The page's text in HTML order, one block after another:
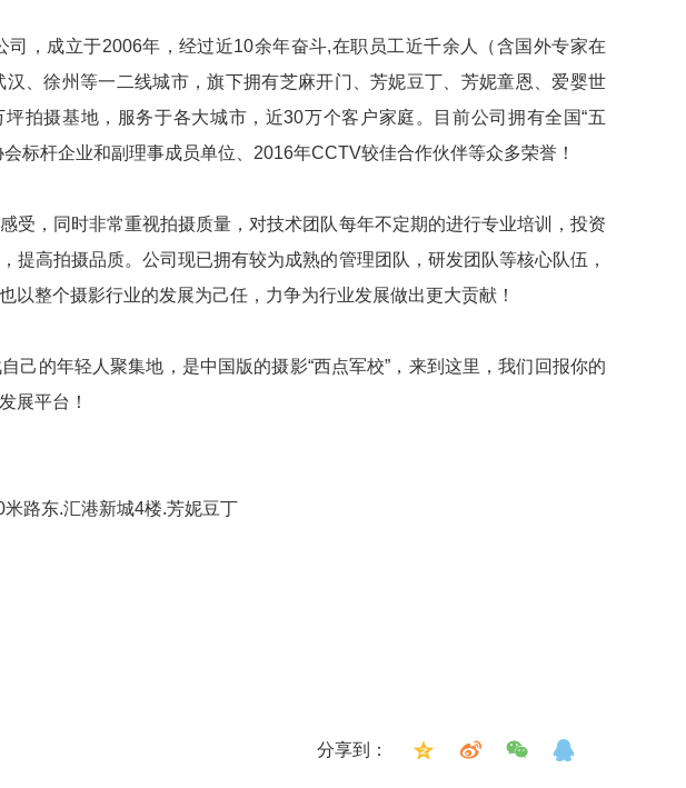
，成立于2006年，经过近10余年奋斗,在职员工近千余人（含国外专家在
、徐州等一二线城市，旗下拥有芝麻开门、芳妮豆丁、芳妮童恩、爱婴世
拍摄基地，服务于各大城市，近30万个客户家庭。目前公司拥有全国“五
标杆企业和副理事成员单位、2016年CCTV较佳合作伙伴等众多荣誉！
受，同时非常重视拍摄质量，对技术团队每年不定期的进行专业培训，投资
提高拍摄品质。公司现已拥有较为成熟的管理团队，研发团队等核心队伍，
以整个摄影行业的发展为己任，力争为行业发展做出更大贡献！
己的年轻人聚集地，是中国版的摄影“西点军校”，来到这里，我们回报你的
展平台！
路东.汇港新城4楼.芳妮豆丁
分享到：